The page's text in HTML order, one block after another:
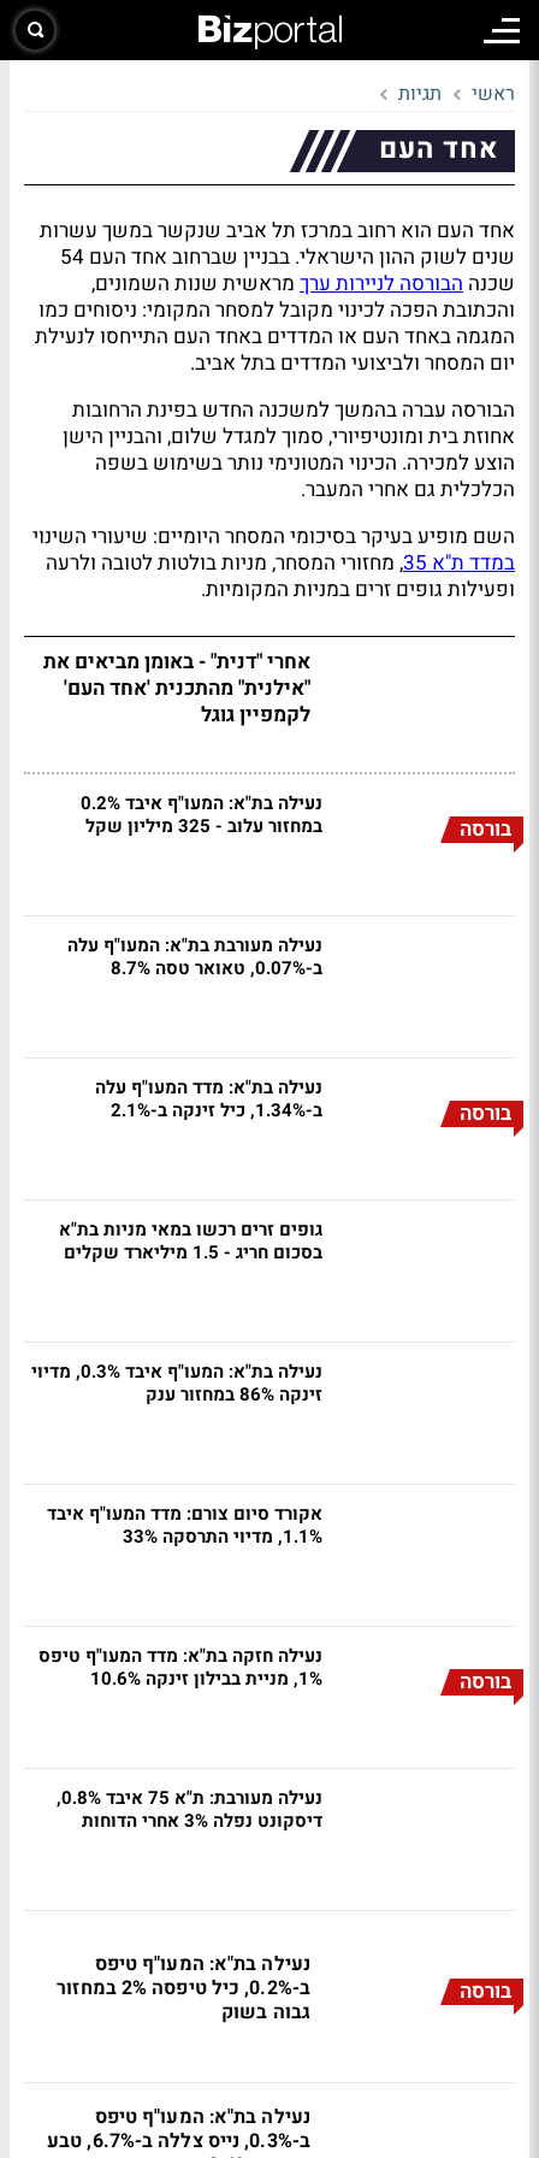
ראשי תגיות
אחד העם
אחד העם הוא רחוב במרכז תל אביב שנקשר במשך עשרות
שנים לשוק ההון הישראלי. בבניין שברחוב אחד העם 54
שכנה הבורסה לניירות ערך מראשית שנות השמונים,
והכתובת הפכה לכינוי מקובל למסחר המקומי: ניסוחים כמו
המגמה באחד העם או המדדים באחד העם התייחסו לנעילת
יום המסחר ולביצועי המדדים בתל אביב.
הבורסה עברה בהמשך למשכנה החדש בפינת הרחובות
אחוזת בית ומונטיפיורי, סמוך למגדל שלום, והבניין הישן
הוצע למכירה. הכינוי המטונימי נותר בשימוש בשפה
הכלכלית גם אחרי המעבר.
השם מופיע בעיקר בסיכומי המסחר היומיים: שיעורי השינוי
במדד ת"א 35
, מחזורי המסחר, מניות בולטות לטובה ולרעה
ופעילות גופים זרים במניות המקומיות.
אחרי "דנית" - באומן מביאים את
"אילנית" מהתכנית 'אחד העם'
לקמפיין גוגל
בורסה
נעילה בת"א: המעו"ף איבד 0.2%
במחזור עלוב - 325 מיליון שקל
נעילה מעורבת בת"א: המעו"ף עלה
ב-0.07%, טאואר טסה 8.7%
בורסה
נעילה בת"א: מדד המעו"ף עלה
ב-1.34%, כיל זינקה ב-2.1%
גופים זרים רכשו במאי מניות בת"א
בסכום חריג - 1.5 מיליארד שקלים
נעילה בת"א: המעו"ף איבד 0.3%, מדיוי
זינקה 86% במחזור ענק
אקורד סיום צורם: מדד המעו"ף איבד
1.1%, מדיוי התרסקה 33%
בורסה
נעילה חזקה בת"א: מדד המעו"ף טיפס
1%, מניית בבילון זינקה 10.6%
נעילה מעורבת: ת"א 75 איבד 0.8%,
דיסקונט נפלה 3% אחרי הדוחות
בורסה
נעילה בת"א: המעו"ף טיפס
ב-0.2%, כיל טיפסה 2% במחזור
גבוה בשוק
נעילה בת"א: המעו"ף טיפס
ב-0.3%, נייס צללה ב-6.7%, טבע